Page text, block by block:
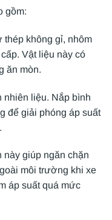
gồm:
không gỉ, nhôm
Vật liệu này có
ăn mòn.
nhiên liệu. Nắp bình
để giải phóng áp suất
này giúp ngăn chặn
môi trường khi xe
áp suất quá mức